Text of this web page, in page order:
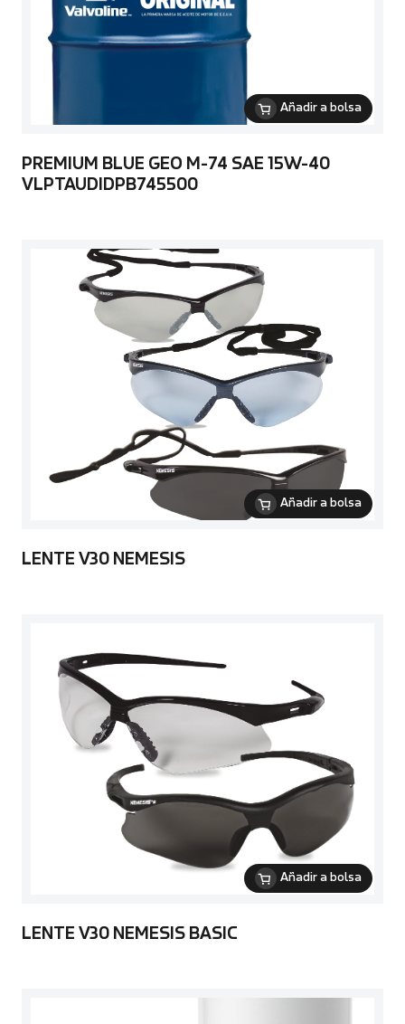
Añadir a bolsa
PREMIUM BLUE GEO M-74 SAE 15W-40
VLPTAUDIDPB745500
Añadir a bolsa
LENTE V30 NEMESIS
Añadir a bolsa
LENTE V30 NEMESIS BASIC